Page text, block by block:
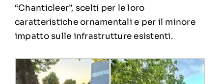
“Chanticleer”, scelti per le loro
caratteristiche ornamentali e per il minore
impatto sulle infrastrutture esistenti.